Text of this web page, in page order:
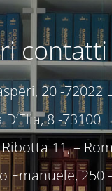
contatti
20 -72022
8 -73100
11, –
250